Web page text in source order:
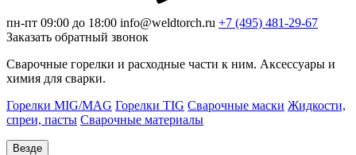
пн-пт 09:00 до 18:00 info@weldtorch.ru +7 (495) 481-29-67
Заказать обратный звонок
Сварочные горелки и расходные части к ним. Аксессуары и
химия для сварки.
Горелки MIG/MAG Горелки TIG Сварочные маски Жидкости,
спреи, пасты Сварочные материалы
Везде